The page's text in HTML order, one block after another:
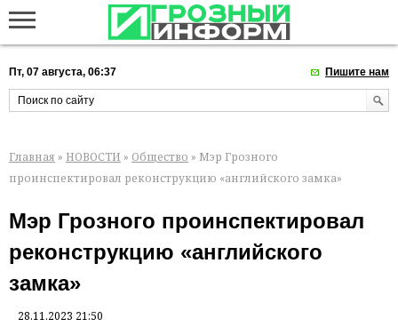
Пт, 07 августа, 06:37 Пишите нам
Главная » НОВОСТИ » Общество » Мэр Грозного
проинспектировал реконструкцию «английского замка»
Мэр Грозного проинспектировал
реконструкцию «английского
замка»
28.11.2023 21:50